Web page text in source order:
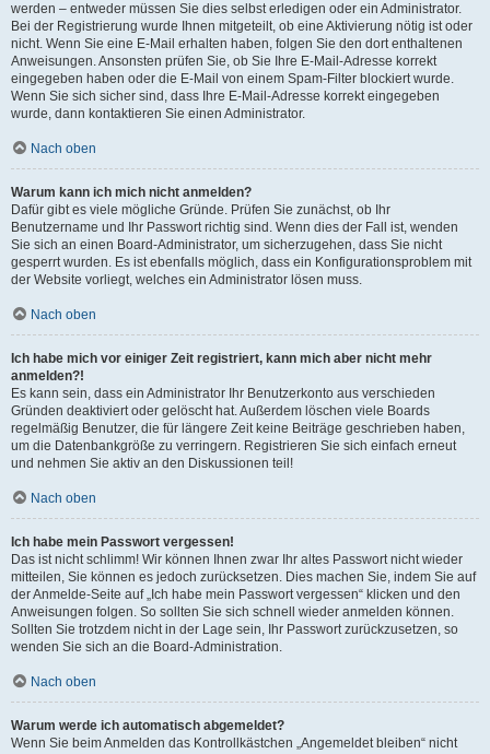
werden – entweder müssen Sie dies selbst erledigen oder ein Administrator.
Bei der Registrierung wurde Ihnen mitgeteilt, ob eine Aktivierung nötig ist oder
nicht. Wenn Sie eine E-Mail erhalten haben, folgen Sie den dort enthaltenen
Anweisungen. Ansonsten prüfen Sie, ob Sie Ihre E-Mail-Adresse korrekt
eingegeben haben oder die E-Mail von einem Spam-Filter blockiert wurde.
Wenn Sie sich sicher sind, dass Ihre E-Mail-Adresse korrekt eingegeben
wurde, dann kontaktieren Sie einen Administrator.
Nach oben
Warum kann ich mich nicht anmelden?
Dafür gibt es viele mögliche Gründe. Prüfen Sie zunächst, ob Ihr
Benutzername und Ihr Passwort richtig sind. Wenn dies der Fall ist, wenden
Sie sich an einen Board-Administrator, um sicherzugehen, dass Sie nicht
gesperrt wurden. Es ist ebenfalls möglich, dass ein Konfigurationsproblem mit
der Website vorliegt, welches ein Administrator lösen muss.
Nach oben
Ich habe mich vor einiger Zeit registriert, kann mich aber nicht mehr
anmelden?!
Es kann sein, dass ein Administrator Ihr Benutzerkonto aus verschieden
Gründen deaktiviert oder gelöscht hat. Außerdem löschen viele Boards
regelmäßig Benutzer, die für längere Zeit keine Beiträge geschrieben haben,
um die Datenbankgröße zu verringern. Registrieren Sie sich einfach erneut
und nehmen Sie aktiv an den Diskussionen teil!
Nach oben
Ich habe mein Passwort vergessen!
Das ist nicht schlimm! Wir können Ihnen zwar Ihr altes Passwort nicht wieder
mitteilen, Sie können es jedoch zurücksetzen. Dies machen Sie, indem Sie auf
der Anmelde-Seite auf „Ich habe mein Passwort vergessen“ klicken und den
Anweisungen folgen. So sollten Sie sich schnell wieder anmelden können.
Sollten Sie trotzdem nicht in der Lage sein, Ihr Passwort zurückzusetzen, so
wenden Sie sich an die Board-Administration.
Nach oben
Warum werde ich automatisch abgemeldet?
Wenn Sie beim Anmelden das Kontrollkästchen „Angemeldet bleiben“ nicht